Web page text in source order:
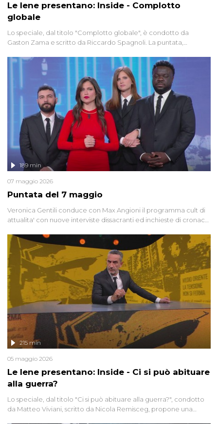
Le Iene presentano: Inside - Complotto
globale
Lo speciale, dal titolo "Complotto globale", è condotto da
Gaston Zama e scritto da Riccardo Spagnoli. La puntata,
racconta l'universo delle narrazioni alternative, dei sospetti
globali e del complottismo che negli ultimi anni hanno invaso
social network, talk show, piazze digitali e immaginario collettivo.
Puntata del 7 maggio
189 min
07 maggio 2026
Veronica Gentili conduce con Max Angioni il programma cult di
attualita' con nuove interviste dissacranti ed inchieste di cronaca
Le Iene presentano: Inside - Ci si può abituare
alla guerra?
215 min
05 maggio 2026
Lo speciale, dal titolo "Ci si può abituare alla guerra?", condotto
da Matteo Viviani, scritto da Nicola Remisceg, propone una